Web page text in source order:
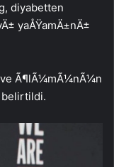
diyabetten
yaÅŸamÄ±nÄ±
ve Ã¶lÃ¼mÃ¼nÃ¼n
belirtildi.